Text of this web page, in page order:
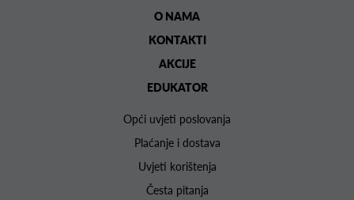
O NAMA
KONTAKTI
AKCIJE
EDUKATOR
Opći uvjeti poslovanja
Plaćanje i dostava
Uvjeti korištenja
Česta pitanja